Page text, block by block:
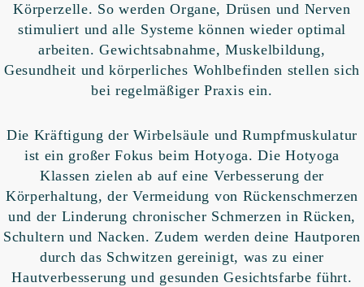
Körperzelle. So werden Organe, Drüsen und Nerven
stimuliert und alle Systeme können wieder optimal
arbeiten. Gewichtsabnahme, Muskelbildung,
Gesundheit und körperliches Wohlbefinden stellen sich
bei regelmäßiger Praxis ein.
Die Kräftigung der Wirbelsäule und Rumpfmuskulatur
ist ein großer Fokus beim Hotyoga. Die Hotyoga
Klassen zielen ab auf eine Verbesserung der
Körperhaltung, der Vermeidung von Rückenschmerzen
und der Linderung chronischer Schmerzen in Rücken,
Schultern und Nacken. Zudem werden deine Hautporen
durch das Schwitzen gereinigt, was zu einer
Hautverbesserung und gesunden Gesichtsfarbe führt.